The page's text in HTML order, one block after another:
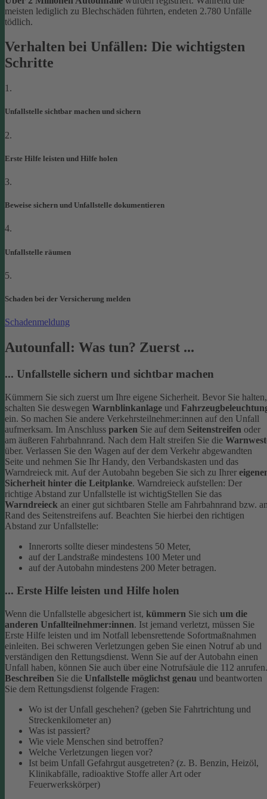
meisten lediglich zu Blechschäden führten, endeten 2.780 Unfälle
tödlich.
Verhalten bei Unfällen: Die wichtigsten
Schritte
1.
Unfallstelle sichtbar machen und sichern
2.
Erste Hilfe leisten und Hilfe holen
3.
Beweise sichern und Unfallstelle dokumentieren
4.
Unfallstelle räumen
5.
Schaden bei der Versicherung melden
Schadenmeldung
Autounfall: Was tun? Zuerst ...
... Unfallstelle sichern und sichtbar machen
Kümmern Sie sich zuerst um Ihre eigene Sicherheit. Bevor Sie halten,
schalten Sie deswegen Warnblinkanlage und
ein. So machen Sie andere Verkehrsteilnehmer:innen auf den Unfall
aufmerksam. Im Anschluss parken Sie auf dem Seitenstreifen oder
am äußeren Fahrbahnrand. Nach dem Halt streifen Sie die
über. Verlassen Sie den Wagen auf der dem Verkehr abgewandten
Seite und nehmen Sie Ihr Handy, den Verbandskasten und das
Warndreieck mit. Auf der Autobahn begeben Sie sich zu Ihrer
Sicherheit hinter die Leitplanke. Warndreieck aufstellen: Der
richtige Abstand zur Unfallstelle ist wichtigStellen Sie das
Warndreieck an einer gut sichtbaren Stelle am Fahrbahnrand bzw.
Rand des Seitenstreifens auf. Beachten Sie hierbei den richtigen
Abstand zur Unfallstelle:
Innerorts sollte dieser mindestens 50 Meter,
auf der Landstraße mindestens 100 Meter und
auf der Autobahn mindestens 200 Meter betragen.
... Erste Hilfe leisten und Hilfe holen
Wenn die Unfallstelle abgesichert ist, kümmern Sie sich um die
anderen Unfallteilnehmer:innen. Ist jemand verletzt, müssen Sie
Erste Hilfe leisten und im Notfall lebensrettende Sofortmaßnahmen
einleiten. Bei schweren Verletzungen geben Sie einen Notruf ab und
verständigen den Rettungsdienst. Wenn Sie auf der Autobahn einen
Unfall haben, können Sie auch über eine Notrufsäule die 112 anrufen.
Beschreiben Sie die Unfallstelle möglichst genau und beantworten
Sie dem Rettungsdienst folgende Fragen:
Wo ist der Unfall geschehen? (geben Sie Fahrtrichtung und
Streckenkilometer an)
Was ist passiert?
Wie viele Menschen sind betroffen?
Welche Verletzungen liegen vor?
Ist beim Unfall Gefahrgut ausgetreten? (z. B. Benzin, Heizöl,
Klinikabfälle, radioaktive Stoffe aller Art oder
Feuerwerkskörper)